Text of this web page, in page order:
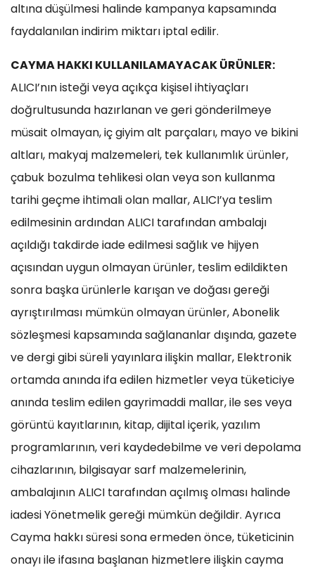
altına düşülmesi halinde kampanya kapsamında
faydalanılan indirim miktarı iptal edilir.
CAYMA HAKKI KULLANILAMAYACAK ÜRÜNLER:
ALICI’nın isteği veya açıkça kişisel ihtiyaçları
doğrultusunda hazırlanan ve geri gönderilmeye
müsait olmayan, iç giyim alt parçaları, mayo ve bikini
altları, makyaj malzemeleri, tek kullanımlık ürünler,
çabuk bozulma tehlikesi olan veya son kullanma
tarihi geçme ihtimali olan mallar, ALICI’ya teslim
edilmesinin ardından ALICI tarafından ambalajı
açıldığı takdirde iade edilmesi sağlık ve hijyen
açısından uygun olmayan ürünler, teslim edildikten
sonra başka ürünlerle karışan ve doğası gereği
ayrıştırılması mümkün olmayan ürünler, Abonelik
sözleşmesi kapsamında sağlananlar dışında, gazete
ve dergi gibi süreli yayınlara ilişkin mallar, Elektronik
ortamda anında ifa edilen hizmetler veya tüketiciye
anında teslim edilen gayrimaddi mallar, ile ses veya
görüntü kayıtlarının, kitap, dijital içerik, yazılım
programlarının, veri kaydedebilme ve veri depolama
cihazlarının, bilgisayar sarf malzemelerinin,
ambalajının ALICI tarafından açılmış olması halinde
iadesi Yönetmelik gereği mümkün değildir. Ayrıca
Cayma hakkı süresi sona ermeden önce, tüketicinin
onayı ile ifasına başlanan hizmetlere ilişkin cayma